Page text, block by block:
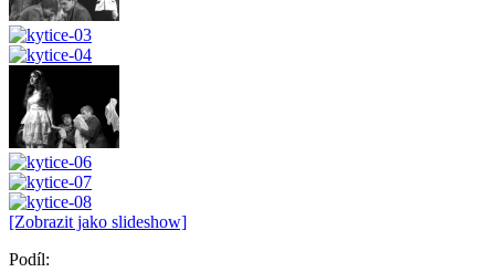
[Zobrazit jako slideshow]
Podíl: